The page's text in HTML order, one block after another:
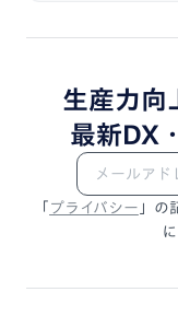
生産力向
最新DX・
「 プライバシー 」 の